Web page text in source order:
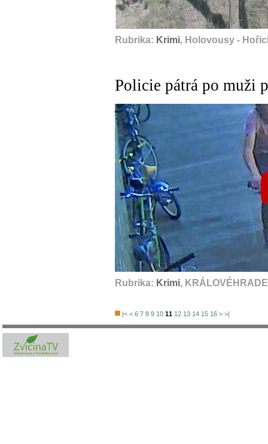
Rubrika: Krimi, Holovousy -
Policie pátrá po muži
Rubrika: Krimi,
|< < 6 7 8 9 10 11 12 13 14 15 16 > >|